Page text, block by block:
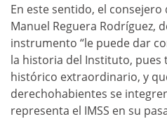
En este sentido, el
Manuel Reguera Rodríguez,
instrumento “le puede dar
la historia del Instituto, pues
histórico extraordinario, y
derechohabientes se
representa el IMSS en su